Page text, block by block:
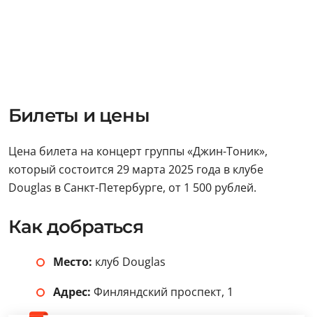
Билеты и цены
Цена билета на концерт группы «Джин-Тоник»,
который состоится 29 марта 2025 года в клубе
Douglas в Санкт-Петербурге, от 1 500 рублей.
Как добраться
Место: клуб Douglas
Адрес: Финляндский проспект, 1